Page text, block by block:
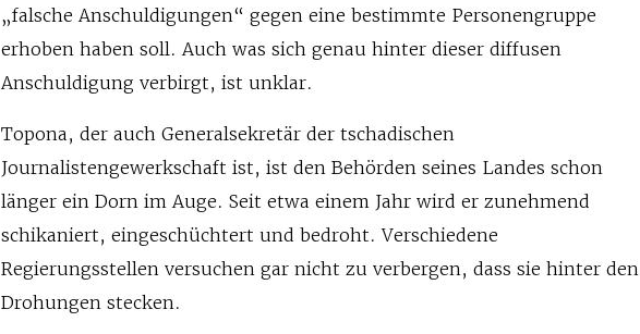
„falsche Anschuldigungen“ gegen eine bestimmte Personengruppe
erhoben haben soll. Auch was sich genau hinter dieser diffusen
Anschuldigung verbirgt, ist unklar.
Topona, der auch Generalsekretär der tschadischen
Journalistengewerkschaft ist, ist den Behörden seines Landes schon
länger ein Dorn im Auge. Seit etwa einem Jahr wird er zunehmend
schikaniert, eingeschüchtert und bedroht. Verschiedene
Regierungsstellen versuchen gar nicht zu verbergen, dass sie hinter den
Drohungen stecken.